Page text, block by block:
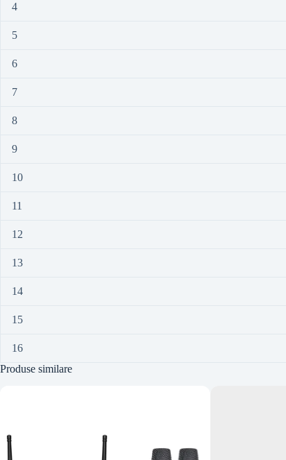
4
5
6
7
8
9
10
11
12
13
14
15
16
Produse similare